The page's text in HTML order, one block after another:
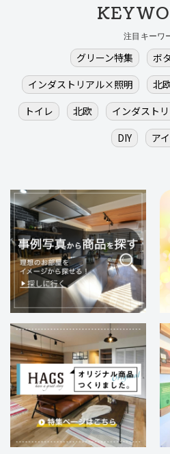
注目キーワ
グリーン特集
ボ
インダストリアル×照明
北
トイレ
北欧 インダスト
DIY
ア